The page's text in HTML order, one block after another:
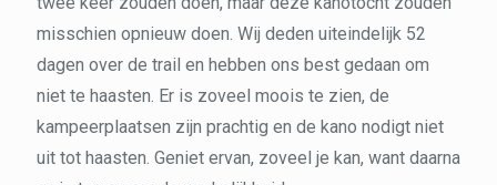
misschien opnieuw doen. Wij deden uiteindelijk 52
dagen over de trail en hebben ons best gedaan om
niet te haasten. Er is zoveel moois te zien, de
kampeerplaatsen zijn prachtig en de kano nodigt niet
uit tot haasten. Geniet ervan, zoveel je kan, want daarna